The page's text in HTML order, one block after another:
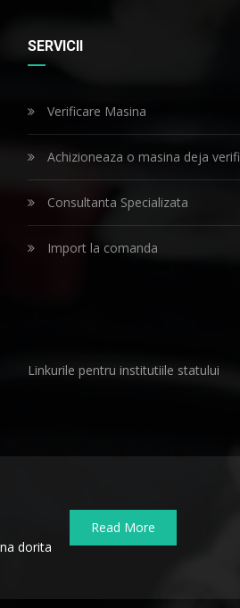
SERVICII
Verificare Masina
Achizioneaza o masina deja
Consultanta Specializata
Import la comanda
Linkurile pentru institutiile statului
dorita
Read More